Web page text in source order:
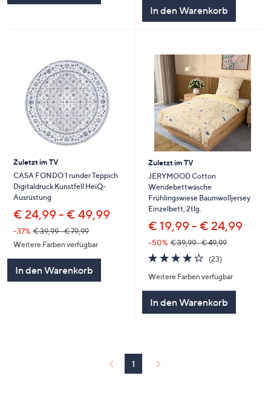
In den Warenkorb
Zuletzt im TV
CASA FONDO 1 runder Teppich
Digitaldruck Kunstfell HeiQ-
Ausrüstung
€ 24,99 - € 49,99
--37% € 39,99 - € 79,99
Weitere Farben verfügbar
In den Warenkorb
Zuletzt im TV
JERYMOOD Cotton
Wendebettwäsche
Frühlingswiese Baumwolljersey
Einzelbett, 2tlg.
€ 19,99 - € 24,99
--50% € 39,99 - € 49,99
4.1
von
5
(23)23
Weitere Farben verfügbar
In den Warenkorb
1